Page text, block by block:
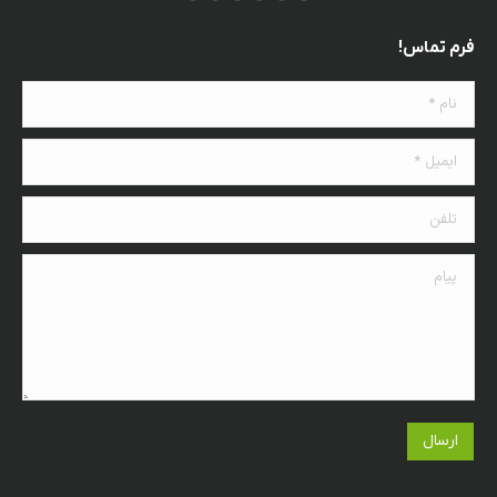
فرم تماس!
نام *
ایمیل *
تلفن
پیام
ارسال